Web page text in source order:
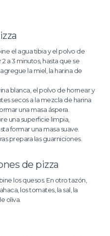
el agua tibia y el polvo de
a 3 minutos, hasta que se
la miel, la harina de
blanca, el polvo de hornear y
secos a la mezcla de harina
una masa áspera.
una superficie limpia,
formar una masa suave.
prepara las guarniciones.
de pizza
los quesos. En otro tazón,
los tomates, la sal, la
oliva.